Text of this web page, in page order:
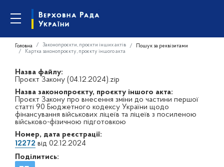
Головна Законопроєкти, проєкти інших актів
Пошук за реквізитами
Картка законопроєкту, проєкту іншого акта
Назва файлу:
Проєкт Закону (04.12.2024).zip
Назва законопроєкту, проєкту іншого акта:
Проєкт Закону про внесення зміни до частини першої
статті 90 Бюджетного кодексу України щодо
фінансування військових ліцеїв та ліцеїв з посиленою
військово-фізичною підготовкою
Номер, дата реєстрації:
12272 від 02.12.2024
Поділитись: